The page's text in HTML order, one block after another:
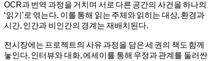
OCR과 번역 과정을 거치며 서로 다른 공간의 사건을 하나의
‘읽기’로 엮는다. 이를 통해 읽는 주체와 읽히는 대상, 환경과
시간, 인간과 비인간의 경계는 재배치된다.
전시장에는 프로젝트의 사유 과정을 담은 세 권의 책도 함께
놓인다. 인터뷰와 대화, 에세이를 통해 우정과 관계를 둘러싼